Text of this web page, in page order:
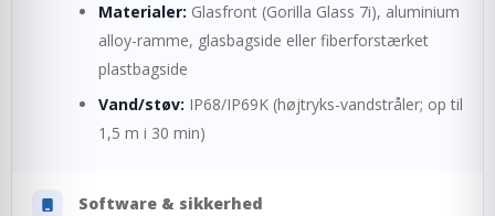
Materialer: Glasfront (Gorilla Glass 7i), aluminium
alloy-ramme, glasbagside eller fiberforstærket
plastbagside
Vand/støv: IP68/IP69K (højtryks-vandstråler; op til
1,5 m i 30 min)
Software & sikkerhed